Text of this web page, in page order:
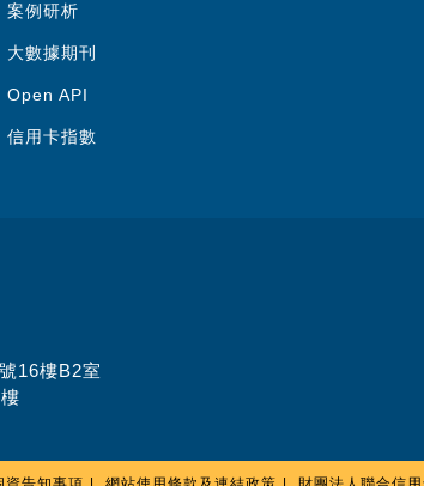
案例研析
大數據期刊
Open API
信用卡指數
16樓B2室